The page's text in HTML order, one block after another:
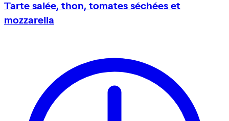
Tarte salée, thon, tomates séchées et
mozzarella